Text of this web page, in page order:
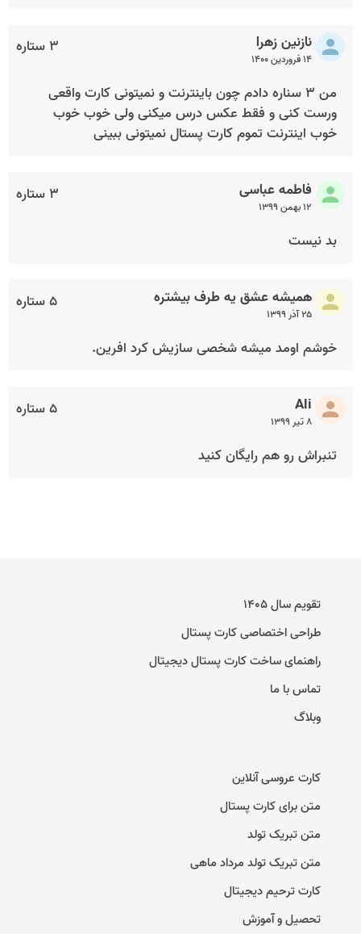
۳ ستاره نازنین زهرا
۱۴ فروردین ۱۴۰۰
من ۳ سناره دادم چون باینترنت و نمیتونی کارت واقعی
ورست کنی و فقط عکس درس میکنی ولی خوب خوب
خوب اینترنت تموم کارت پستال نمیتونی ببینی
۳ ستاره فاطمه عباسی
۱۲ بهمن ۱۳۹۹
بد نیست
۵ ستاره همیشه عشق یه طرف بیشتره
۲۵ آذر ۱۳۹۹
خوشم اومد میشه شخصی سازیش کرد افرین.
۵ ستاره Ali
۸ تیر ۱۳۹۹
تنبراش رو هم رایگان کنید
تقویم سال ۱۴۰۵
طراحی اختصاصی کارت پستال
راهنمای ساخت کارت پستال دیجیتال
تماس با ما
وبلاگ
کارت عروسی آنلاین
متن برای کارت پستال
متن تبریک تولد
متن تبریک تولد مرداد ماهی
کارت ترحیم دیجیتال
تحصیل و آموزش